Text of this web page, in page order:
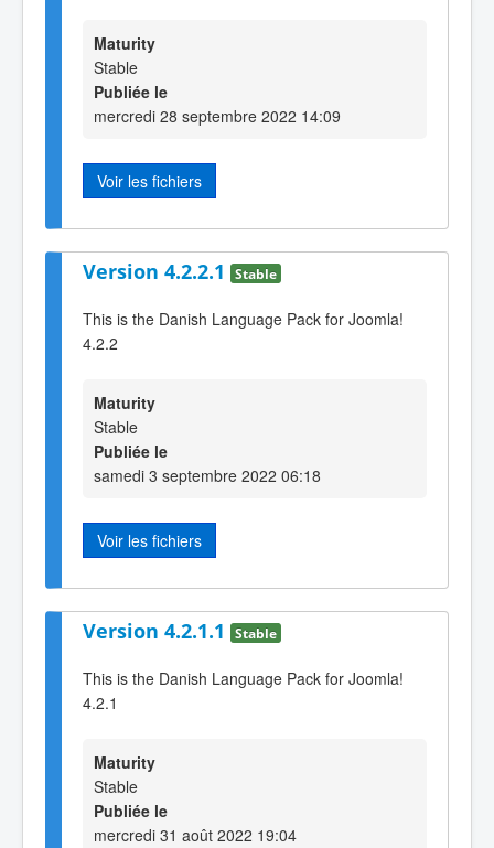
Maturity
Stable
Publiée le
mercredi 28 septembre 2022 14:09
Voir les fichiers
Version 4.2.2.1 Stable
This is the Danish Language Pack for Joomla!
4.2.2
Maturity
Stable
Publiée le
samedi 3 septembre 2022 06:18
Voir les fichiers
Version 4.2.1.1 Stable
This is the Danish Language Pack for Joomla!
4.2.1
Maturity
Stable
Publiée le
mercredi 31 août 2022 19:04